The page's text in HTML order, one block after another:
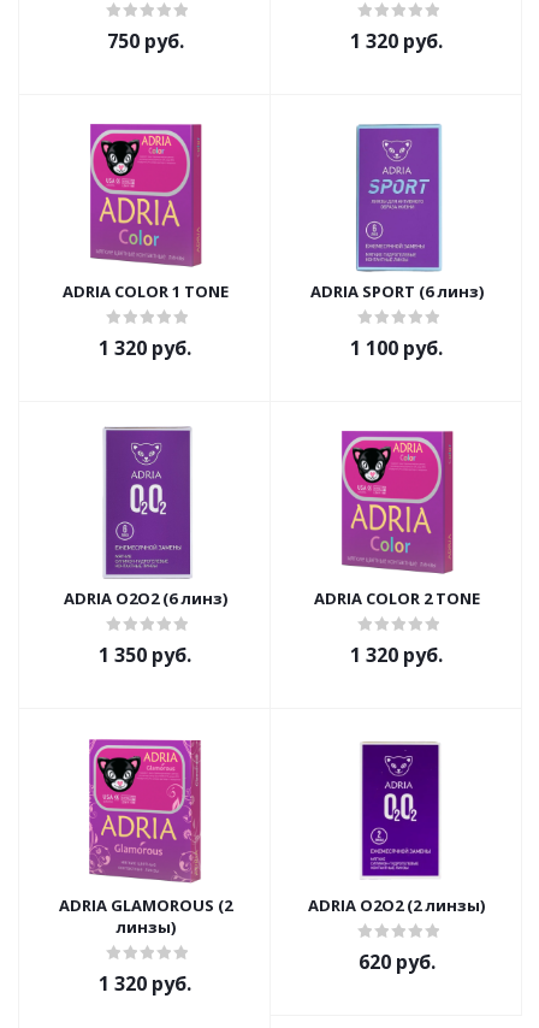
750 руб. 1 320 руб.
ADRIA COLOR 1 TONE
1 320 руб.
ADRIA SPORT (6 линз)
1 100 руб.
ADRIA O2O2 (6 линз)
1 350 руб.
ADRIA COLOR 2 TONE
1 320 руб.
ADRIA GLAMOROUS (2
линзы)
1 320 руб.
ADRIA O2O2 (2 линзы)
620 руб.